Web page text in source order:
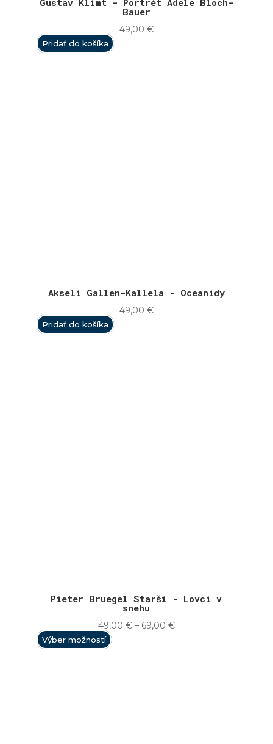
Gustav Klimt - Portrét Adele Bloch-
Bauer
49,00 €
Pridať do košíka
Akseli Gallen-Kallela - Oceanidy
49,00 €
Pridať do košíka
Pieter Bruegel Starší - Lovci v
snehu
49,00 € – 69,00 €Price
Výber možností